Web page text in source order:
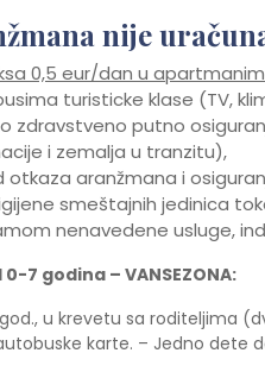
nije
0,5 eur/dan u
turisticke klase (TV,
zdravstveno putno
i zemalja u tranzitu),
otkaza aranžmana i
smeštajnih jedinica
nenavedene usluge,
7 godina – VANSEZONA:
u krevetu sa roditeljima
karte. – Jedno dete